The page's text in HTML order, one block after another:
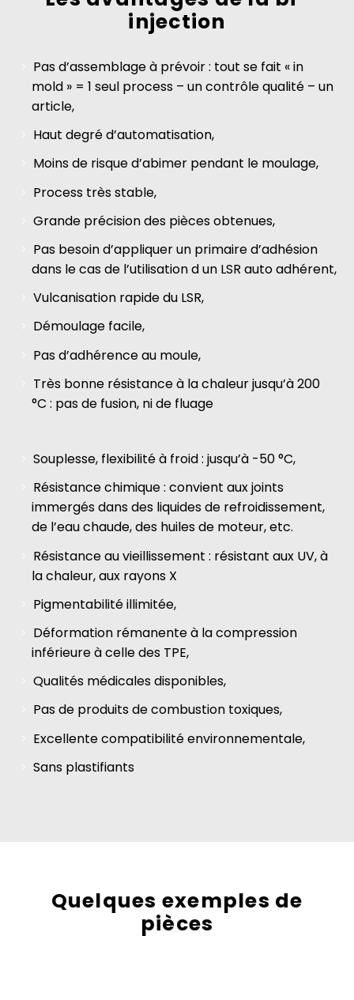
injection
Pas d’assemblage à prévoir : tout se fait « in
mold » = 1 seul process – un contrôle qualité – un
article,
Haut degré d’automatisation,
Moins de risque d’abimer pendant le moulage,
Process très stable,
Grande précision des pièces obtenues,
Pas besoin d’appliquer un primaire d’adhésion
dans le cas de l’utilisation d un LSR auto adhérent,
Vulcanisation rapide du LSR,
Démoulage facile,
Pas d’adhérence au moule,
Très bonne résistance à la chaleur jusqu’à 200
°C : pas de fusion, ni de fluage
Souplesse, flexibilité à froid : jusqu’à -50 °C,
Résistance chimique : convient aux joints
immergés dans des liquides de refroidissement,
de l’eau chaude, des huiles de moteur, etc.
Résistance au vieillissement : résistant aux UV, à
la chaleur, aux rayons X
Pigmentabilité illimitée,
Déformation rémanente à la compression
inférieure à celle des TPE,
Qualités médicales disponibles,
Pas de produits de combustion toxiques,
Excellente compatibilité environnementale,
Sans plastifiants
Quelques exemples de
pièces